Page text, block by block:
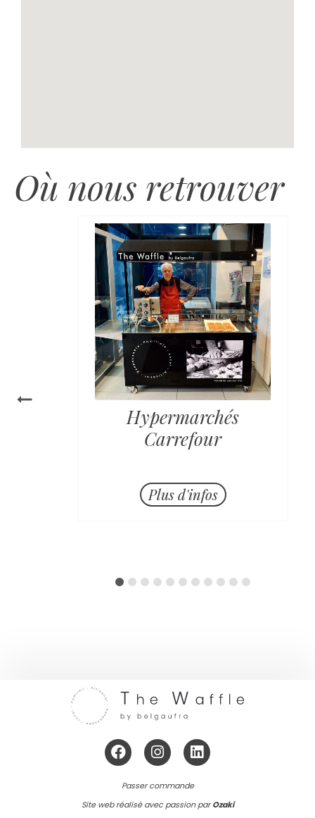
Où nous retrouver
Hypermarchés
Carrefour
Lundi - Vendredi de 11h à 19h
Bd du Souverain 240, 1160
Plus d'infos
Passer commande
Site web réalisé avec passion parOzaki